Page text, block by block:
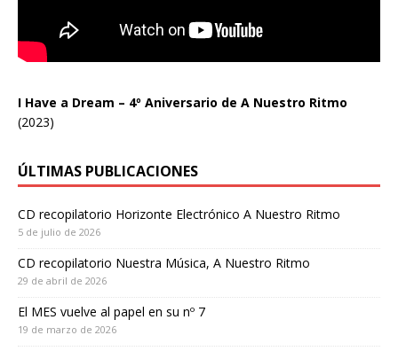
I Have a Dream – 4º Aniversario de A Nuestro Ritmo
(2023)
ÚLTIMAS PUBLICACIONES
CD recopilatorio Horizonte Electrónico A Nuestro Ritmo
5 de julio de 2026
CD recopilatorio Nuestra Música, A Nuestro Ritmo
29 de abril de 2026
El MES vuelve al papel en su nº 7
19 de marzo de 2026